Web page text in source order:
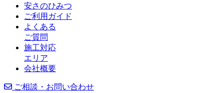
安さのひみつ
ご利用ガイド
よくある
ご質問
施工対応
エリア
会社概要
ご相談・お問い合わせ